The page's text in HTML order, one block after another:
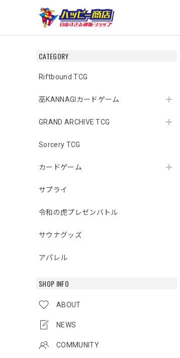
CATEGORY
Riftbound TCG
巫KANNAGIカードゲーム
GRAND ARCHIVE TCG
Sorcery TCG
カードゲーム
サプライ
令和の虎プレゼンバトル
サウナグッズ
アパレル
SHOP INFO
ABOUT
NEWS
COMMUNITY